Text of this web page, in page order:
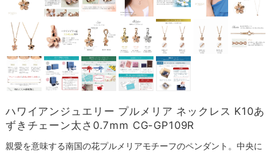
ハワイアンジュエリー プルメリア ネックレス K10あ
ずきチェーン太さ0.7mm CG-GP109R
親愛を意味する南国の花プルメリアモチーフのペンダント。中央に